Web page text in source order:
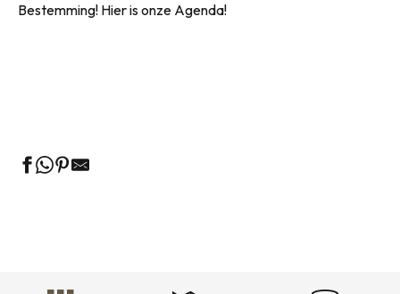
Bestemming! Hier is onze Agenda!